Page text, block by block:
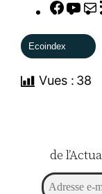
Ecoindex
Vues : 38
de